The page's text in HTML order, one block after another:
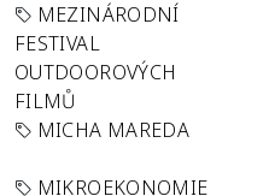
MEZINÁRODNÍ
FESTIVAL
OUTDOOROVÝCH
FILMŮ
MICHA MAREDA
MIKROEKONOMIE